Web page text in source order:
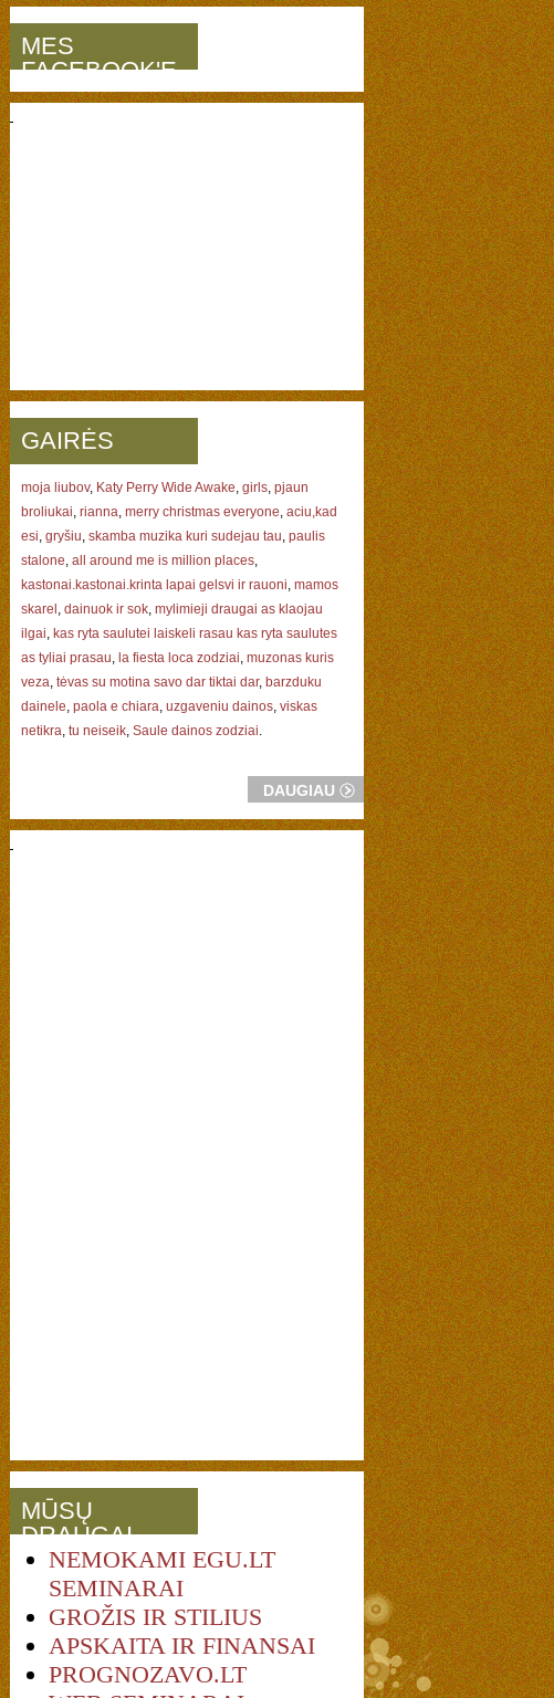
MES
FACEBOOK'E
GAIRĖS
moja liubov, Katy Perry Wide Awake, girls, pjaun
broliukai, rianna, merry christmas everyone, aciu,kad
esi, gryšiu, skamba muzika kuri sudejau tau, paulis
stalone, all around me is million places,
kastonai.kastonai.krinta lapai gelsvi ir rauoni, mamos
skarel , dainuok ir sok, mylimieji draugai as klaojau
ilgai, kas ryta saulutei laiskeli rasau kas ryta saulutes
as tyliai prasau, la fiesta loca zodziai, muzonas kuris
veza, tėvas su motina savo dar tiktai dar, barzduku
dainele, paola e chiara, uzgaveniu dainos, viskas
netikra, tu neiseik, Saule dainos zodziai.
DAUGIAU
MŪSŲ
DRAUGAI
NEMOKAMI EGU.LT
SEMINARAI
GROŽIS IR STILIUS
APSKAITA IR FINANSAI
PROGNOZAVO.LT